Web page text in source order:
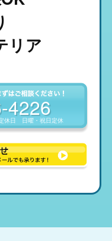
リア
4226
日 日曜・祝日定休